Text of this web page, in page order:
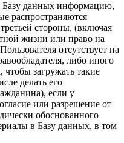
Базу данных информацию,
распространяются
стороны, (включая
жизни или право на
отсутствует на
либо иного
загружать такие
делать его
если у
или разрешение от
обоснованного
в Базу данных, в том